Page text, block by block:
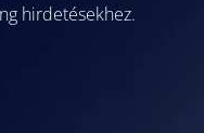
hirdetésekhez.